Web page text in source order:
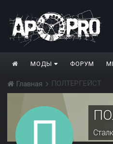
МОДЫ ФОРУМ
Главная ПОЛТЕРГЕЙСТ